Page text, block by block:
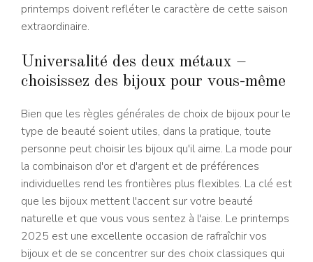
printemps doivent refléter le caractère de cette saison
extraordinaire.
Universalité des deux métaux –
choisissez des bijoux pour vous-même
Bien que les règles générales de choix de bijoux pour le
type de beauté soient utiles, dans la pratique, toute
personne peut choisir les bijoux qu'il aime. La mode pour
la combinaison d'or et d'argent et de préférences
individuelles rend les frontières plus flexibles. La clé est
que les bijoux mettent l'accent sur votre beauté
naturelle et que vous vous sentez à l'aise. Le printemps
2025 est une excellente occasion de rafraîchir vos
bijoux et de se concentrer sur des choix classiques qui